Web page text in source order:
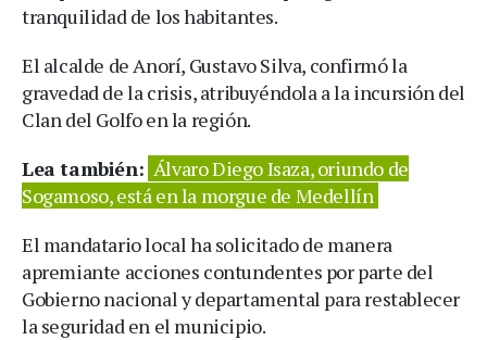
tranquilidad de los habitantes.
El alcalde de Anorí, Gustavo Silva, confirmó la
gravedad de la crisis, atribuyéndola a la incursión del
Clan del Golfo en la región.
Lea también: Álvaro Diego Isaza, oriundo de
Sogamoso, está en la morgue de Medellín
El mandatario local ha solicitado de manera
apremiante acciones contundentes por parte del
Gobierno nacional y departamental para restablecer
la seguridad en el municipio.